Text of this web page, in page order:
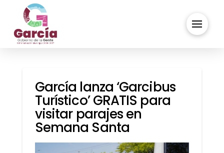
García lanza ‘Garcibus
Turístico’ GRATIS para
visitar parajes en
Semana Santa